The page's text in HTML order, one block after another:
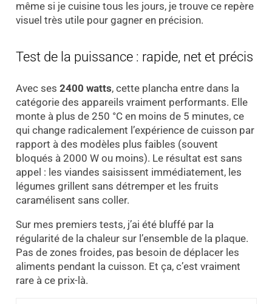
même si je cuisine tous les jours, je trouve ce repère
visuel très utile pour gagner en précision.
Test de la puissance : rapide, net et précis
Avec ses 2400 watts, cette plancha entre dans la
catégorie des appareils vraiment performants. Elle
monte à plus de 250 °C en moins de 5 minutes, ce
qui change radicalement l’expérience de cuisson par
rapport à des modèles plus faibles (souvent
bloqués à 2000 W ou moins). Le résultat est sans
appel : les viandes saisissent immédiatement, les
légumes grillent sans détremper et les fruits
caramélisent sans coller.
Sur mes premiers tests, j’ai été bluffé par la
régularité de la chaleur sur l’ensemble de la plaque.
Pas de zones froides, pas besoin de déplacer les
aliments pendant la cuisson. Et ça, c’est vraiment
rare à ce prix-là.